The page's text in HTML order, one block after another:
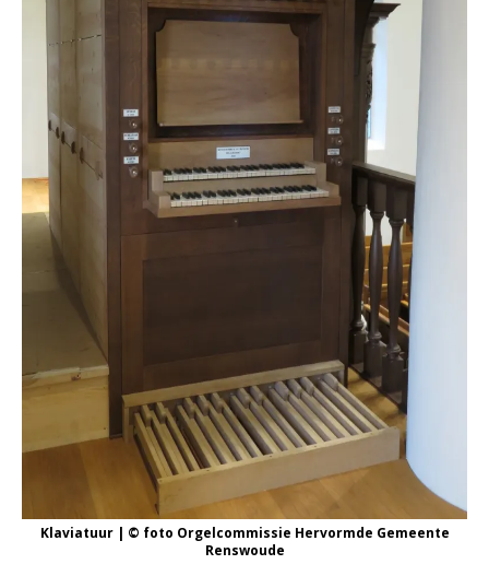
Klaviatuur | © foto Orgelcommissie Hervormde Gemeente
Renswoude